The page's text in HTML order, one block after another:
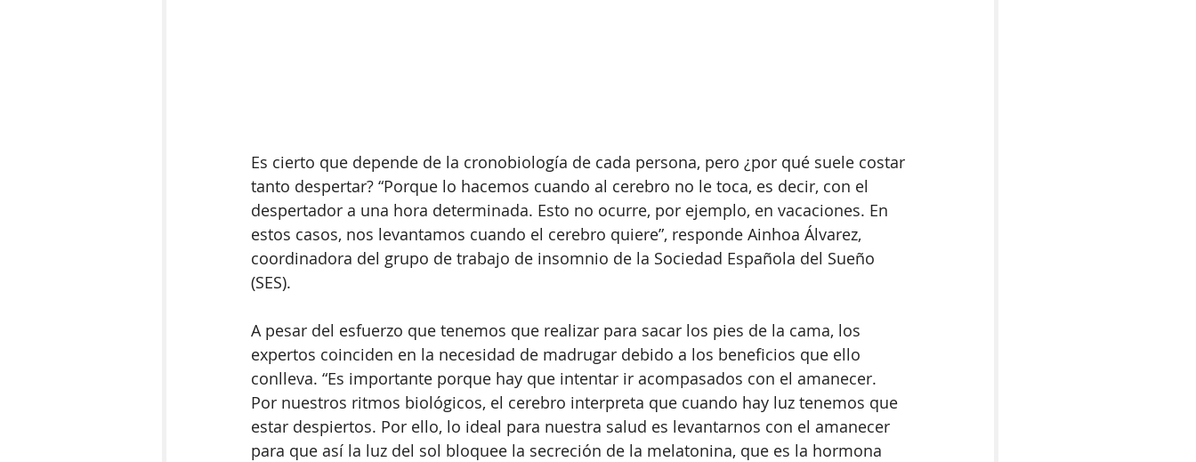
Es cierto que depende de la cronobiología de cada persona, pero ¿por qué suele costar
tanto despertar? “Porque lo hacemos cuando al cerebro no le toca, es decir, con el
despertador a una hora determinada. Esto no ocurre, por ejemplo, en vacaciones. En
estos casos, nos levantamos cuando el cerebro quiere”, responde Ainhoa Álvarez,
coordinadora del grupo de trabajo de insomnio de la Sociedad Española del Sueño
(SES).
A pesar del esfuerzo que tenemos que realizar para sacar los pies de la cama, los
expertos coinciden en la necesidad de madrugar debido a los beneficios que ello
conlleva. “Es importante porque hay que intentar ir acompasados con el amanecer.
Por nuestros ritmos biológicos, el cerebro interpreta que cuando hay luz tenemos que
estar despiertos. Por ello, lo ideal para nuestra salud es levantarnos con el amanecer
para que así la luz del sol bloquee la secreción de la melatonina, que es la hormona